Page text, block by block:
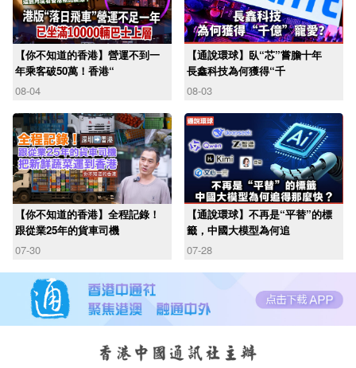
【你不知道的香港】營運不到一
年乘客破50萬！香港“
08-04
【通說環球】臥“芯”嘗膽十年
長鑫科技為何獲得“千
08-03
【你不知道的香港】全程記錄！
跟從業25年的貨車司機
07-30
【通說環球】不再是“平替”的標
籤，中國大模型為何追
07-28